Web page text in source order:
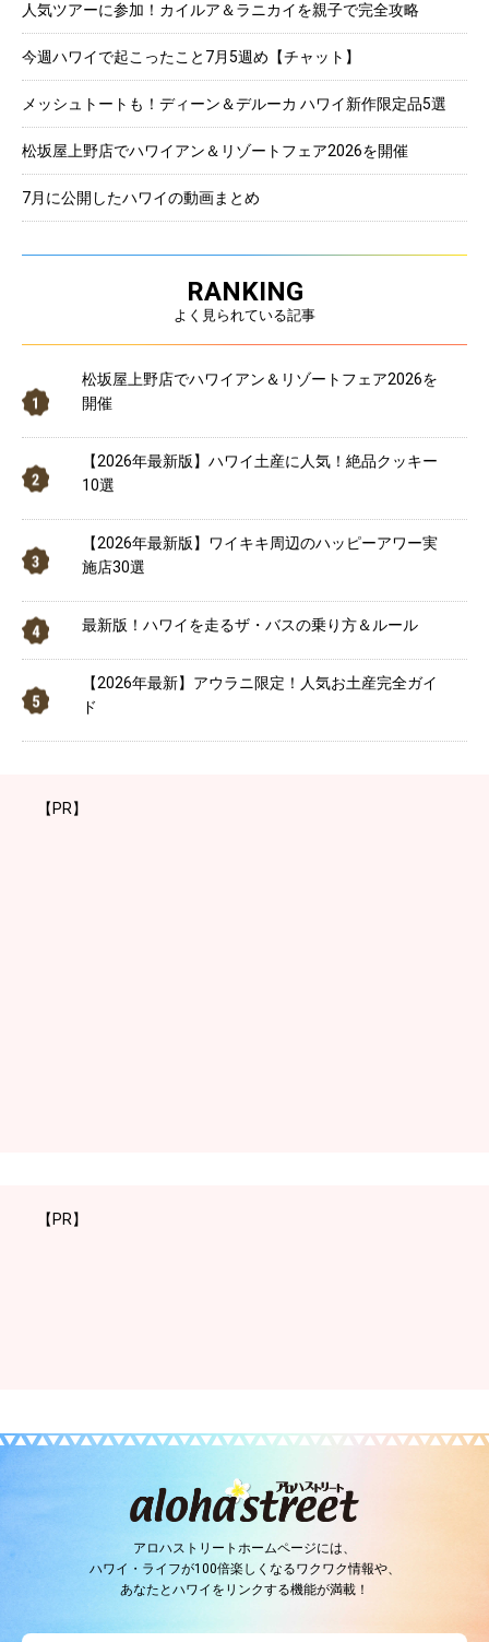
人気ツアーに参加！カイルア＆ラニカイを親子で完全攻略
今週ハワイで起こったこと7月5週め【チャット】
メッシュトートも！ディーン＆デルーカ ハワイ新作限定品5選
松坂屋上野店でハワイアン＆リゾートフェア2026を開催
7月に公開したハワイの動画まとめ
RANKING
よく見られている記事
松坂屋上野店でハワイアン＆リゾートフェア2026を
開催
【2026年最新版】ハワイ土産に人気！絶品クッキー
10選
【2026年最新版】ワイキキ周辺のハッピーアワー実
施店30選
最新版！ハワイを走るザ・バスの乗り方＆ルール
【2026年最新】アウラニ限定！人気お土産完全ガイ
ド
【PR】
【PR】
アロハストリートホームページには、
ハワイ・ライフが100倍楽しくなるワクワク情報や、
あなたとハワイをリンクする機能が満載！